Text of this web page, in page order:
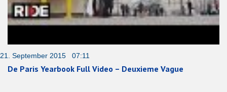
21. September 2015 07:11
De Paris Yearbook Full Video – Deuxieme Vague